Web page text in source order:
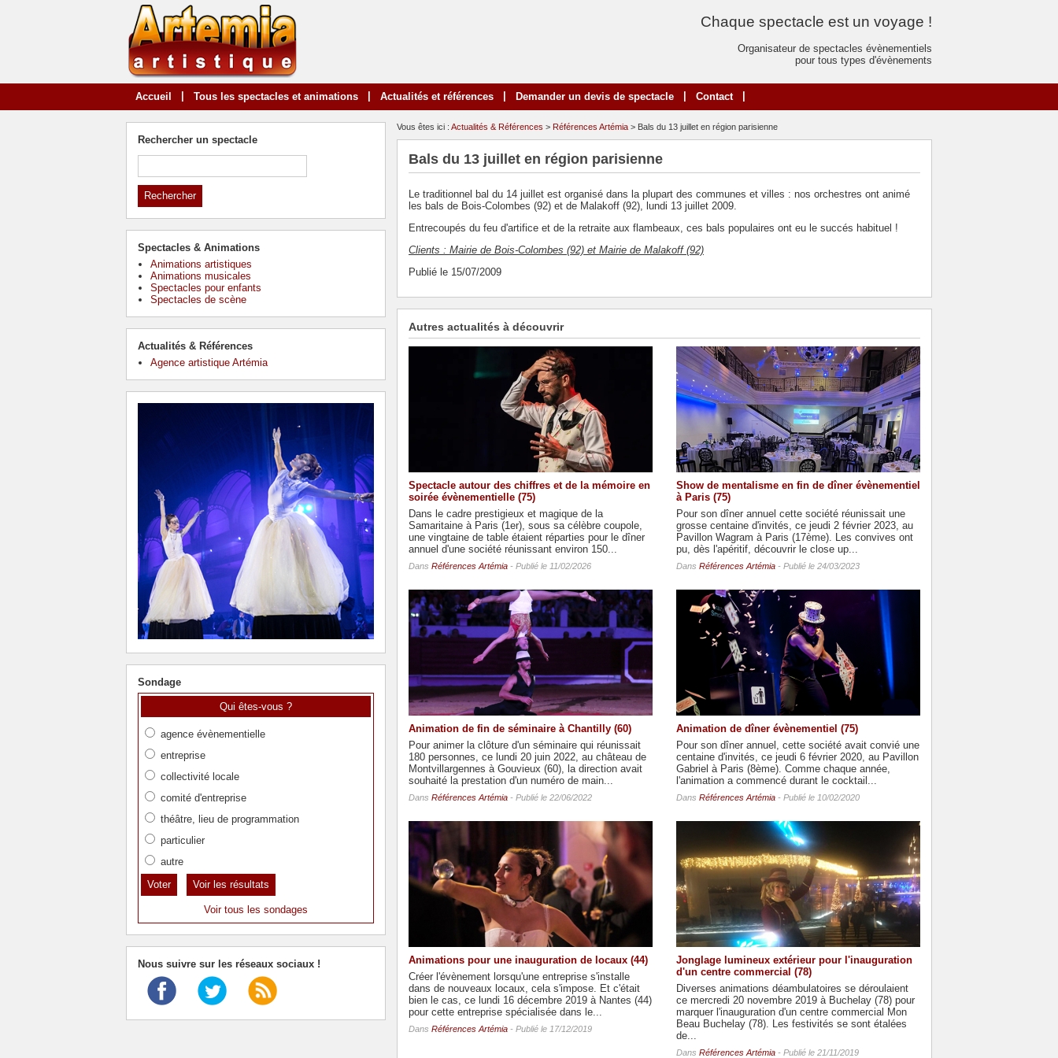
Chaque spectacle est un voyage !
Organisateur de spectacles évènementiels
pour tous types d'évènements
Accueil Tous les spectacles et animations Actualités et références Demander un devis de spectacle Contact
Vous êtes ici : Actualités & Références > Références Artémia > Bals du 13 juillet en région parisienne
Bals du 13 juillet en région parisienne
Le traditionnel bal du 14 juillet est organisé dans la plupart des communes et villes : nos orchestres ont animé
les bals de Bois-Colombes (92) et de Malakoff (92), lundi 13 juillet 2009.
Entrecoupés du feu d'artifice et de la retraite aux flambeaux, ces bals populaires ont eu le succés habituel !
Clients : Mairie de Bois-Colombes (92) et Mairie de Malakoff (92)
Publié le 15/07/2009
Autres actualités à découvrir
Spectacle autour des chiffres et de la mémoire en
soirée évènementielle (75)
Dans le cadre prestigieux et magique de la
Samaritaine à Paris (1er), sous sa célèbre coupole,
une vingtaine de table étaient réparties pour le dîner
annuel d'une société réunissant environ 150...
Dans Références Artémia - Publié le 11/02/2026
Show de mentalisme en fin de dîner évènementiel
à Paris (75)
Pour son dîner annuel cette société réunissait une
grosse centaine d'invités, ce jeudi 2 février 2023, au
Pavillon Wagram à Paris (17ème). Les convives ont
pu, dès l'apéritif, découvrir le close up...
Dans Références Artémia - Publié le 24/03/2023
Animation de fin de séminaire à Chantilly (60)
Pour animer la clôture d'un séminaire qui réunissait
180 personnes, ce lundi 20 juin 2022, au château de
Montvillargennes à Gouvieux (60), la direction avait
souhaité la prestation d'un numéro de main...
Dans Références Artémia - Publié le 22/06/2022
Animation de dîner évènementiel (75)
Pour son dîner annuel, cette société avait convié une
centaine d'invités, ce jeudi 6 février 2020, au Pavillon
Gabriel à Paris (8ème). Comme chaque année,
l'animation a commencé durant le cocktail...
Dans Références Artémia - Publié le 10/02/2020
Animations pour une inauguration de locaux (44)
Créer l'évènement lorsqu'une entreprise s'installe
dans de nouveaux locaux, cela s'impose. Et c'était
bien le cas, ce lundi 16 décembre 2019 à Nantes (44)
pour cette entreprise spécialisée dans le...
Dans Références Artémia - Publié le 17/12/2019
Jonglage lumineux extérieur pour l'inauguration
d'un centre commercial (78)
Diverses animations déambulatoires se déroulaient
ce mercredi 20 novembre 2019 à Buchelay (78) pour
marquer l'inauguration d'un centre commercial Mon
Beau Buchelay (78). Les festivités se sont étalées
de...
Dans Références Artémia - Publié le 21/11/2019
Rechercher un spectacle
Spectacles & Animations
Animations artistiques
Animations musicales
Spectacles pour enfants
Spectacles de scène
Actualités & Références
Agence artistique Artémia
Sondage
Qui êtes-vous ?
agence évènementielle
entreprise
collectivité locale
comité d'entreprise
théâtre, lieu de programmation
particulier
autre
Voir les résultats
Voir tous les sondages
Nous suivre sur les réseaux sociaux !